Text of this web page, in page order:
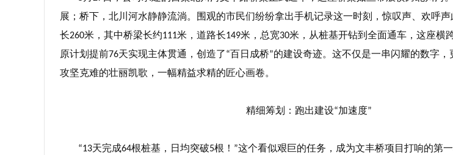
展；桥下，北川河水静静流淌。围观的市民们纷纷拿出手机记录这一时刻，惊叹声、欢呼
长260米，其中桥梁长约111米，道路长149米，总宽30米，从桩基开钻到全面通车，这座横
原计划提前76天实现主体贯通，创造了“百日成桥”的建设奇迹。这不仅是一串闪耀的数字，
攻坚克难的壮丽凯歌，一幅精益求精的匠心画卷。
精细筹划：跑出建设“加速度”
“13天完成64根桩基，日均突破5根！ ”这个看似艰巨的任务，成为文丰桥项目打响的第